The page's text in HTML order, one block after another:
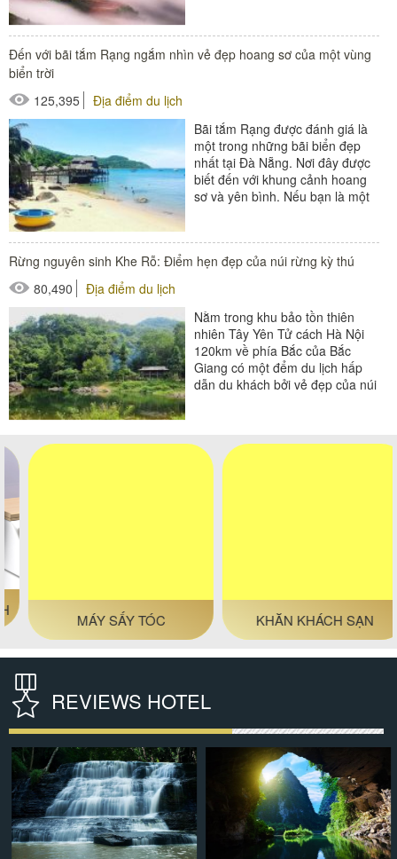
Đến với bãi tắm Rạng ngắm nhìn vẻ đẹp hoang sơ của một vùng
biển trời
125,395
Địa điểm du lịch
Bãi tắm Rạng được đánh giá là
một trong những bãi biển đẹp
nhất tại Đà Nẵng. Nơi đây được
biết đến với khung cảnh hoang
sơ và yên bình. Nếu bạn là một
Rừng nguyên sinh Khe Rỗ: Điểm hẹn đẹp của núi rừng kỳ thú
80,490
Địa điểm du lịch
Nằm trong khu bảo tồn thiên
nhiên Tây Yên Tử cách Hà Nội
120km về phía Bắc của Bắc
Giang có một đểm du lịch hấp
dẫn du khách bởi vẻ đẹp của núi
MÁY SẤY TÓC KHĂN KHÁCH SẠN
REVIEWS HOTEL